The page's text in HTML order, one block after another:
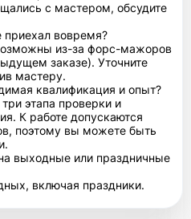
с мастером, обсудите
приехал вовремя?
из-за форс-мажоров
заказе). Уточните
мастеру.
квалификация и опыт?
этапа проверки и
К работе допускаются
поэтому вы можете быть
выходные или праздничные
включая праздники.